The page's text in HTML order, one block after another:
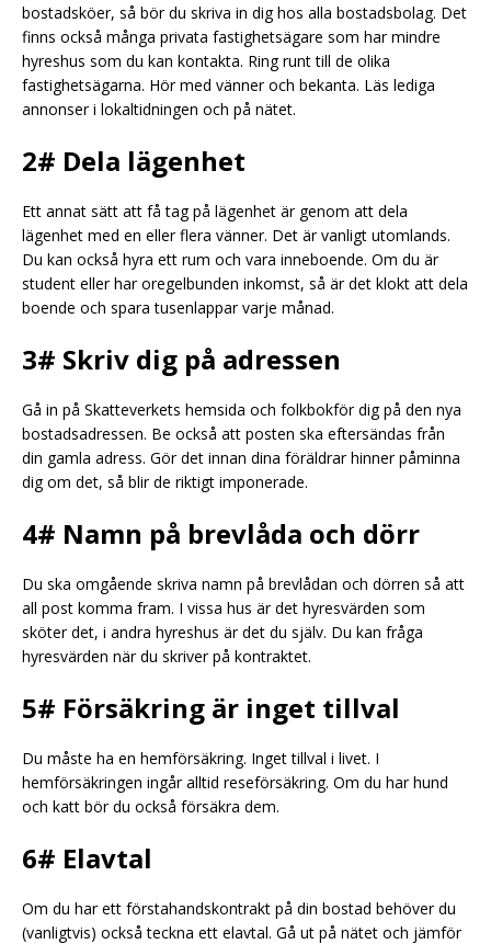
bostadsköer, så bör du skriva in dig hos alla bostadsbolag. Det
finns också många privata fastighetsägare som har mindre
hyreshus som du kan kontakta. Ring runt till de olika
fastighetsägarna. Hör med vänner och bekanta. Läs lediga
annonser i lokaltidningen och på nätet.
2# Dela lägenhet
Ett annat sätt att få tag på lägenhet är genom att dela
lägenhet med en eller flera vänner. Det är vanligt utomlands.
Du kan också hyra ett rum och vara inneboende. Om du är
student eller har oregelbunden inkomst, så är det klokt att dela
boende och spara tusenlappar varje månad.
3# Skriv dig på adressen
Gå in på Skatteverkets hemsida och folkbokför dig på den nya
bostadsadressen. Be också att posten ska eftersändas från
din gamla adress. Gör det innan dina föräldrar hinner påminna
dig om det, så blir de riktigt imponerade.
4# Namn på brevlåda och dörr
Du ska omgående skriva namn på brevlådan och dörren så att
all post komma fram. I vissa hus är det hyresvärden som
sköter det, i andra hyreshus är det du själv. Du kan fråga
hyresvärden när du skriver på kontraktet.
5# Försäkring är inget tillval
Du måste ha en hemförsäkring. Inget tillval i livet. I
hemförsäkringen ingår alltid reseförsäkring. Om du har hund
och katt bör du också försäkra dem.
6# Elavtal
Om du har ett förstahandskontrakt på din bostad behöver du
(vanligtvis) också teckna ett elavtal. Gå ut på nätet och jämför